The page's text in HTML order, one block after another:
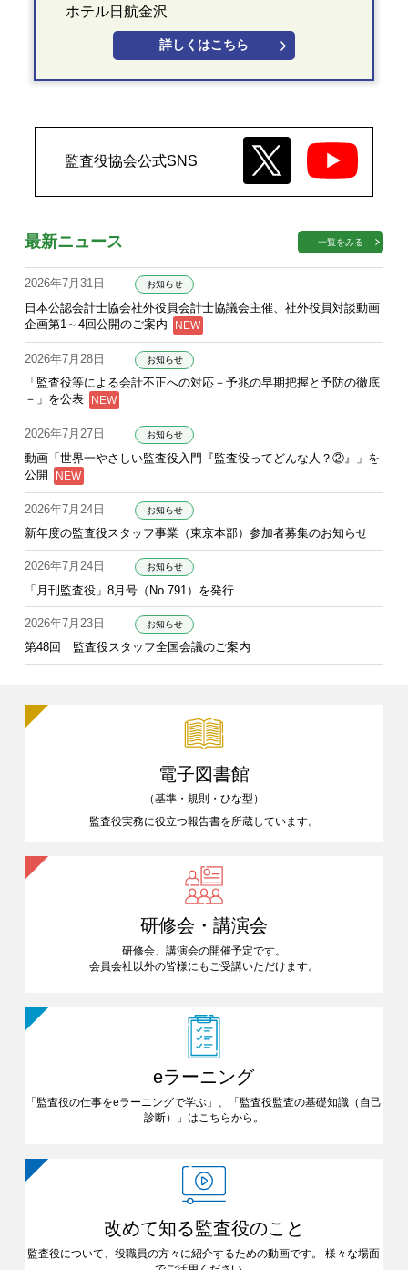
ホテル日航金沢
詳しくはこちら
監査役協会公式SNS
最新ニュース 一覧をみる
2026年7月31日 お知らせ
日本公認会計士協会社外役員会計士協議会主催、社外役員対談動画
企画第1～4回公開のご案内
2026年7月28日 お知らせ
「監査役等による会計不正への対応－予兆の早期把握と予防の徹底
－」を公表
2026年7月27日 お知らせ
動画「世界一やさしい監査役入門『監査役ってどんな人？②』」を
公開
2026年7月24日 お知らせ
新年度の監査役スタッフ事業（東京本部）参加者募集のお知らせ
2026年7月24日 お知らせ
「月刊監査役」8月号（No.791）を発行
2026年7月23日 お知らせ
第48回 監査役スタッフ全国会議のご案内
電子図書館
（基準・規則・ひな型）
監査役実務に役立つ報告書を所蔵しています。
研修会・講演会
研修会、講演会の開催予定です。
会員会社以外の皆様にも ご受講いただけます。
eラーニング
「監査役の仕事をeラーニングで学ぶ」、「監査役監査の基礎知識 （自己
診断）」はこちらから。
改めて知る監査役のこと
監査役について、役職員の方々に紹介するための動画です。
様々な場面